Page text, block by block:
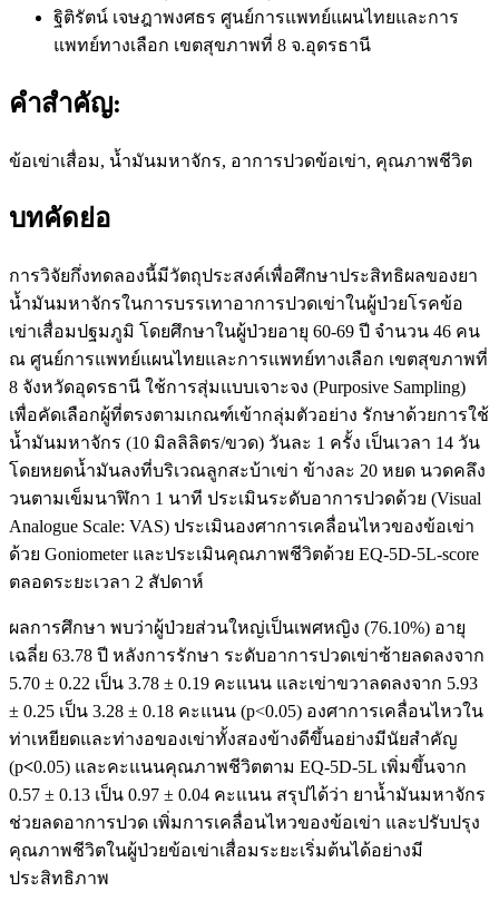
ฐิติรัตน์ เจษฎาพงศธร ศูนย์การแพทย์แผนไทยและการ
แพทย์ทางเลือก เขตสุขภาพที่ 8 จ.อุดรธานี
คำสำคัญ:
ข้อเข่าเสื่อม, น้ำมันมหาจักร, อาการปวดข้อเข่า, คุณภาพชีวิต
บทคัดย่อ
การวิจัยกึ่งทดลองนี้มีวัตถุประสงค์เพื่อศึกษาประสิทธิผลของยา
น้ำมันมหาจักรในการบรรเทาอาการปวดเข่าในผู้ป่วยโรคข้อ
เข่าเสื่อมปฐมภูมิ โดยศึกษาในผู้ป่วยอายุ 60-69 ปี จำนวน 46 คน
ณ ศูนย์การแพทย์แผนไทยและการแพทย์ทางเลือก เขตสุขภาพที่
8 จังหวัดอุดรธานี ใช้การสุ่มแบบเจาะจง (Purposive Sampling)
เพื่อคัดเลือกผู้ที่ตรงตามเกณฑ์เข้ากลุ่มตัวอย่าง รักษาด้วยการใช้
น้ำมันมหาจักร (10 มิลลิลิตร/ขวด) วันละ 1 ครั้ง เป็นเวลา 14 วัน
โดยหยดน้ำมันลงที่บริเวณลูกสะบ้าเข่า ข้างละ 20 หยด นวดคลึง
วนตามเข็มนาฬิกา 1 นาที ประเมินระดับอาการปวดด้วย (Visual
Analogue Scale: VAS) ประเมินองศาการเคลื่อนไหวของข้อเข่า
ด้วย Goniometer และประเมินคุณภาพชีวิตด้วย EQ-5D-5L-score
ตลอดระยะเวลา 2 สัปดาห์
ผลการศึกษา พบว่าผู้ป่วยส่วนใหญ่เป็นเพศหญิง (76.10%) อายุ
เฉลี่ย 63.78 ปี หลังการรักษา ระดับอาการปวดเข่าซ้ายลดลงจาก
5.70 ± 0.22 เป็น 3.78 ± 0.19 คะแนน และเข่าขวาลดลงจาก 5.93
± 0.25 เป็น 3.28 ± 0.18 คะแนน (p<0.05) องศาการเคลื่อนไหวใน
ท่าเหยียดและท่างอของเข่าทั้งสองข้างดีขึ้นอย่างมีนัยสำคัญ
(p<0.05) และคะแนนคุณภาพชีวิตตาม EQ-5D-5L เพิ่มขึ้นจาก
0.57 ± 0.13 เป็น 0.97 ± 0.04 คะแนน สรุปได้ว่า ยาน้ำมันมหาจักร
ช่วยลดอาการปวด เพิ่มการเคลื่อนไหวของข้อเข่า และปรับปรุง
คุณภาพชีวิตในผู้ป่วยข้อเข่าเสื่อมระยะเริ่มต้นได้อย่างมี
ประสิทธิภาพ